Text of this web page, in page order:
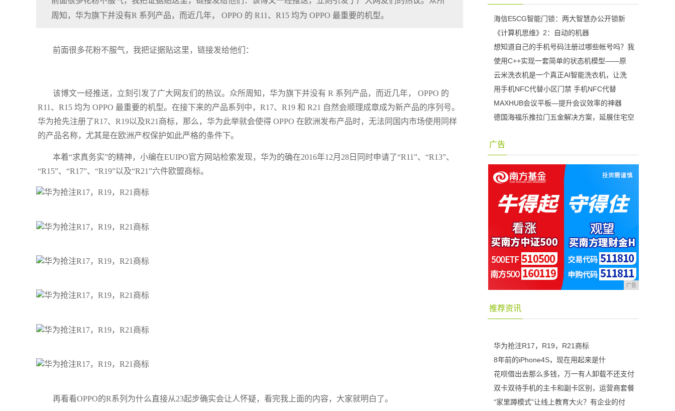
周知，华为旗下并没有R 系列产品，而近几年， OPPO 的 R11、R15 均为 OPPO 最重要的机型。
前面很多花粉不服气，我把证据贴这里，链接发给他们：
该博文一经推送，立刻引发了广大网友们的热议。众所周知，华为旗下并没有 R 系列产品，而近几年， OPPO 的
R11、R15 均为 OPPO 最重要的机型。在接下来的产品系列中，R17、R19 和 R21 自然会顺理成章成为新产品的序列号。
华为抢先注册了R17、R19以及R21商标，那么，华为此举就会使得 OPPO 在欧洲发布产品时，无法同国内市场使用同样
的产品名称，尤其是在欧洲产权保护如此严格的条件下。
本着“求真务实”的精神，小编在EUIPO官方网站检索发现，华为的确在2016年12月28日同时申请了“R11”、“R13”、
“R15”、“R17”、“R19”以及“R21”六件欧盟商标。
再看看OPPO的R系列为什么直接从23起步确实会让人怀疑，看完我上面的内容，大家就明白了。
海信E5CG智能门锁：两大智慧办公开锁新
《计算机思维》2：自动的机器
想知道自己的手机号码注册过哪些帐号吗？我
使用C++实现一套简单的状态机模型——原
云米洗衣机是一个真正AI智能洗衣机，让洗
用手机NFC代替小区门禁 手机NFC代替
MAXHUB会议平板—提升会议效率的神器
德国海福乐推拉门五金解决方案，延展住宅空
广告
广告
推荐资讯
华为抢注R17，R19，R21商标
8年前的iPhone4S，现在用起来是什
花呗借出去那么多钱，万一有人卸载不还支付
双卡双待手机的主卡和副卡区别，运营商套餐
“家里蹲模式”让线上教育大火？有企业的付